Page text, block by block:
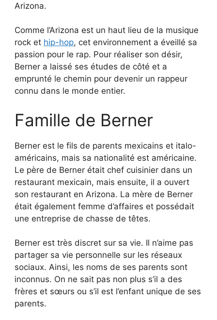
Arizona.
Comme l’Arizona est un haut lieu de la musique
rock et hip-hop, cet environnement a éveillé sa
passion pour le rap. Pour réaliser son désir,
Berner a laissé ses études de côté et a
emprunté le chemin pour devenir un rappeur
connu dans le monde entier.
Famille de Berner
Berner est le fils de parents mexicains et italo-
américains, mais sa nationalité est américaine.
Le père de Berner était chef cuisinier dans un
restaurant mexicain, mais ensuite, il a ouvert
son restaurant en Arizona. La mère de Berner
était également femme d’affaires et possédait
une entreprise de chasse de têtes.
Berner est très discret sur sa vie. Il n’aime pas
partager sa vie personnelle sur les réseaux
sociaux. Ainsi, les noms de ses parents sont
inconnus. On ne sait pas non plus s’il a des
frères et sœurs ou s’il est l’enfant unique de ses
parents.